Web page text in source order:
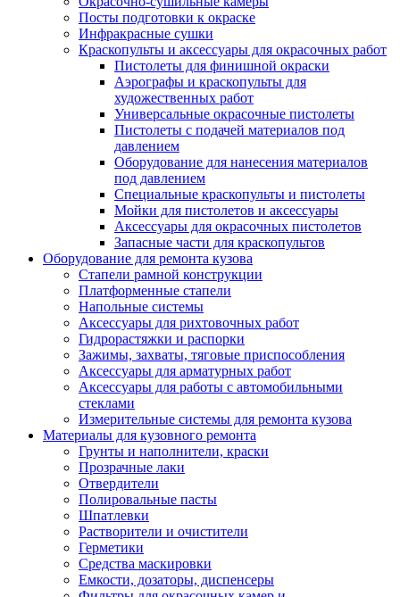
Посты подготовки к окраске
Инфракрасные сушки
Краскопульты и аксессуары для окрасочных работ
Пистолеты для финишной окраски
Аэрографы и краскопульты для
художественных работ
Универсальные окрасочные пистолеты
Пистолеты с подачей материалов под
давлением
Оборудование для нанесения материалов
под давлением
Специальные краскопульты и пистолеты
Мойки для пистолетов и аксессуары
Аксессуары для окрасочных пистолетов
Запасные части для краскопультов
Оборудование для ремонта кузова
Стапели рамной конструкции
Платформенные стапели
Напольные системы
Аксессуары для рихтовочных работ
Гидрорастяжки и распорки
Зажимы, захваты, тяговые приспособления
Аксессуары для арматурных работ
Аксессуары для работы с автомобильными
стеклами
Измерительные системы для ремонта кузова
Материалы для кузовного ремонта
Грунты и наполнители, краски
Прозрачные лаки
Отвердители
Полировальные пасты
Шпатлевки
Растворители и очистители
Герметики
Средства маскировки
Емкости, дозаторы, диспенсеры